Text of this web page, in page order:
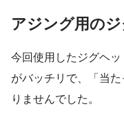
アジング用の
今回使用したジグヘ
がバッチリで、「当
りませんでした。